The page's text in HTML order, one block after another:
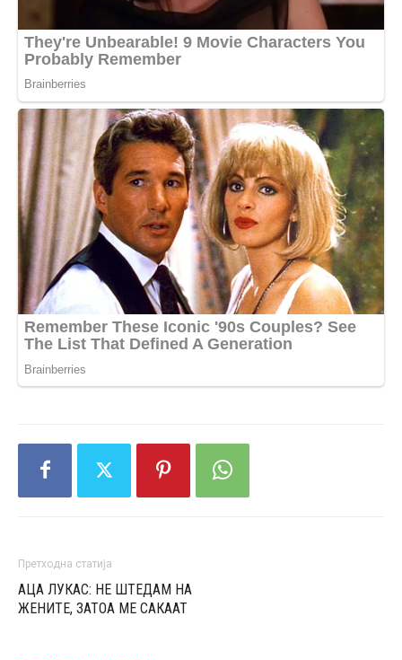
Претходна статија
АЦА ЛУКАС: НЕ ШТЕДАМ НА
ЖЕНИТЕ, ЗАТОА МЕ САКААТ